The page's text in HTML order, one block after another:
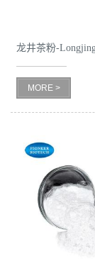
动
态
产
品
龙井茶粉-
MORE >